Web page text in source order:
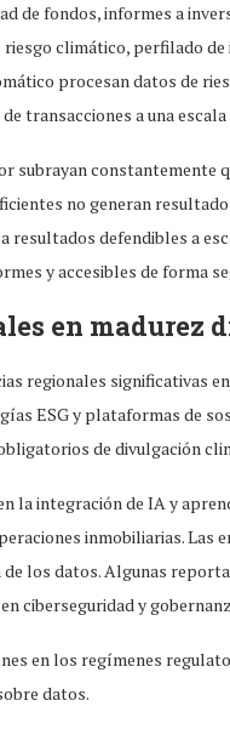
de fondos, informes a
climático, perfilado
procesan datos de
transacciones a una
subrayan constantemente
no generan
resultados defendibles a
y accesibles de forma
en madurez
regionales significativas
ESG y plataformas de
de divulgación
la integración de IA y
inmobiliarias. Las
los datos. Algunas
ciberseguridad y
en los regímenes
datos.